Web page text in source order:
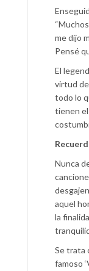
me dijo
Pensé
El
virtud
todo lo
tienen
Nunca
aquel
la
Se trata
famoso